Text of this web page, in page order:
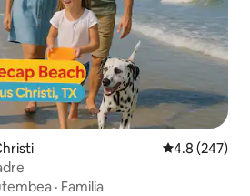
Ukadiriaji wa
4.8 (247)
· Familia